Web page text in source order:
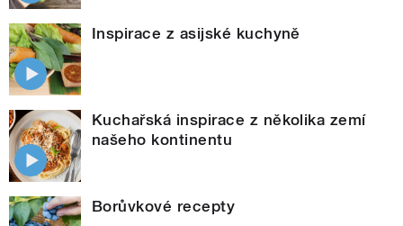
Inspirace z asijské kuchyně
Kuchařská inspirace z několika zemí
našeho kontinentu
Borůvkové recepty